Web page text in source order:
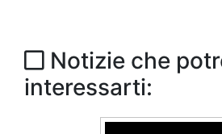
Notizie che
interessarti: